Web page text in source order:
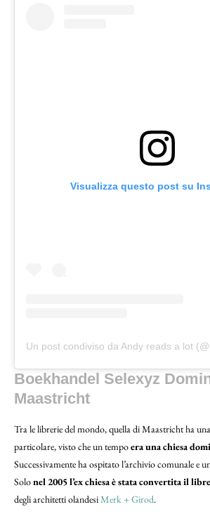
Visualizza questo post su
Boekhandel Selexyz
Maastricht
Tra le librerie del mondo, quella di Maastricht ha
particolare, visto che un tempoera una chiesa
Successivamente ha ospitato l’archivio comunale e
Solonel 2005 l’ex chiesa è stata convertita il
degli architetti olandesiMerk + Girod.